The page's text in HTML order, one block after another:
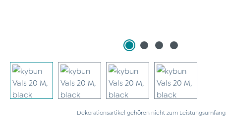
Dekorationsartikel gehören nicht zum Leistungsumfang.